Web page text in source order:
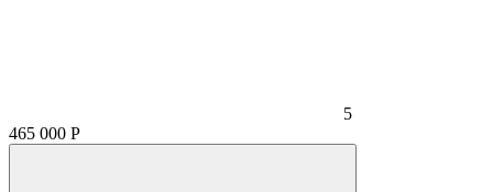
5
465 000 Р